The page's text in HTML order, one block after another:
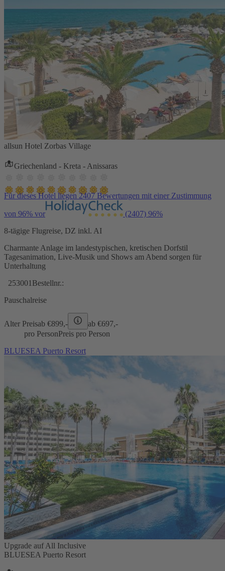
allsun Hotel Zorbas Village
Griechenland - Kreta - Anissaras
Für dieses Hotel liegen 2407 Bewertungen mit einer Zustimmung
von 96% vor (2407) 96%
8-tägige Flugreise, DZ inkl. AI
Charmante Anlage im landestypischen, kretischen Dorfstil
Tagesanimation, Live-Musik und Shows am Abend sorgen für
Unterhaltung
253001 Bestellnr.:
Pauschalreise
Alter Preisab €899,- ab €697,-
pro PersonPreis pro Person
BLUESEA Puerto Resort
Upgrade auf All Inclusive
BLUESEA Puerto Resort